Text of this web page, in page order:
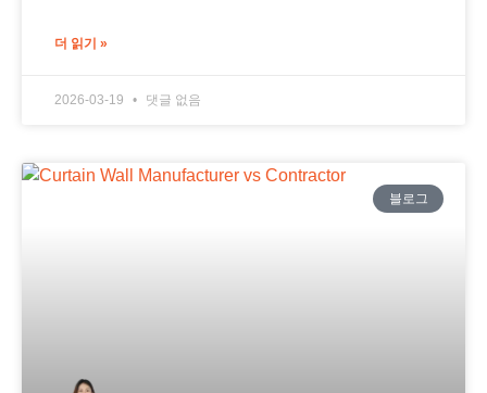
더 읽기 »
2026-03-19 댓글 없음
블로그